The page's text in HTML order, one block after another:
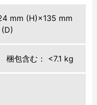
mm (H)×135 mm
(D)
梱包含む： <7.1 kg